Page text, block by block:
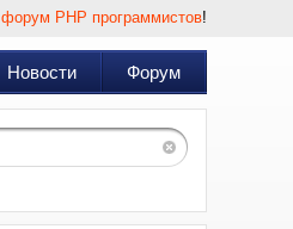
форум PHP программистов!
Новости Форум